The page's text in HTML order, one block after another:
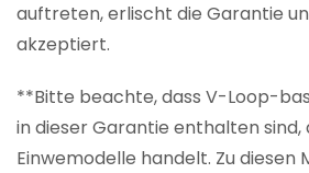
auftreten, erlischt die Garantie
akzeptiert.
**Bitte beachte, dass V-Loop-
in dieser Garantie enthalten sind,
Einwemodelle handelt. Zu diesen